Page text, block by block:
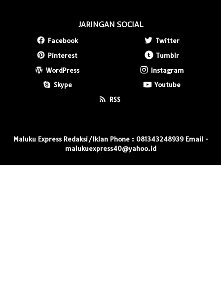
JARINGAN SOCIAL
Facebook
Twitter
Pinterest
Tumblr
WordPress
Instagram
Skype
Youtube
RSS
Maluku Express Redaksi/Iklan Phone : 081343248939 Email -
malukuexpress40@yahoo.id